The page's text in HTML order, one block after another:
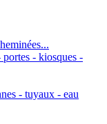
- kiosques -
- tuyaux - eau